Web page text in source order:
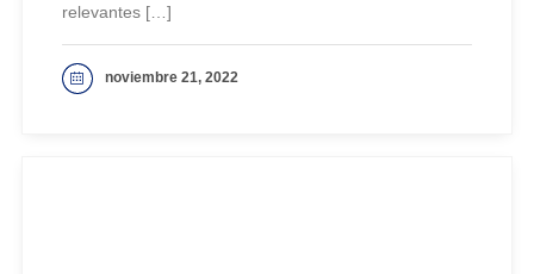
relevantes […]
noviembre 21, 2022
VER MAS